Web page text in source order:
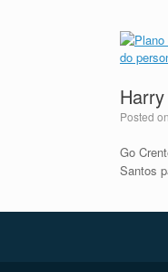
Posted on
Go
Santos